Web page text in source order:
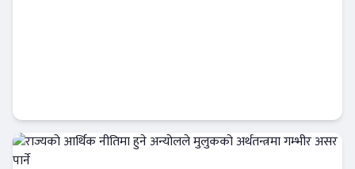
आजको विशेष